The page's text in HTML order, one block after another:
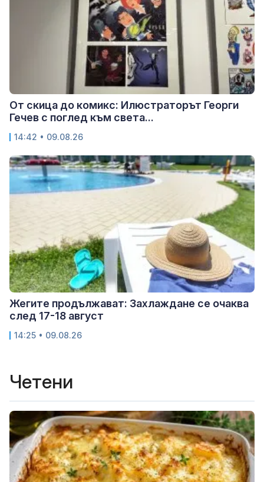
От скица до комикс: Илюстраторът Георги
Гечев с поглед към света...
14:42 • 09.08.26
Жегите продължават: Захлаждане се очаква
след 17-18 август
14:25 • 09.08.26
Четени